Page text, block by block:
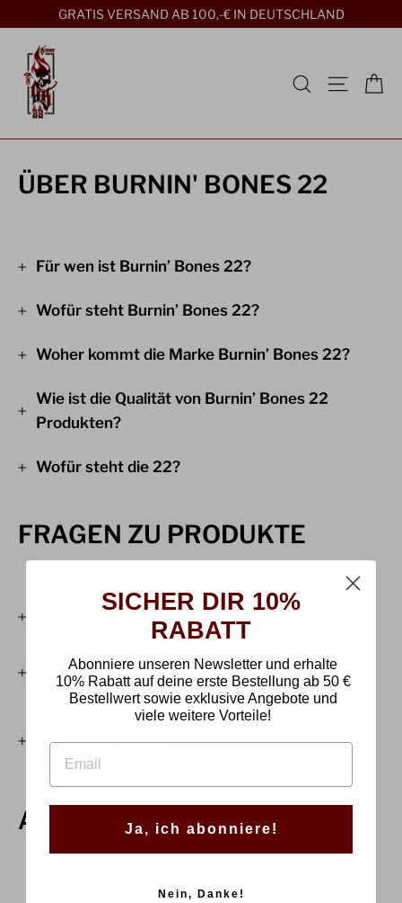
Inhalt
GRATIS VERSAND AB 100,-€ IN DEUTSCHLAND
Suche
ÜBER BURNIN' BONES 22
Für wen ist Burnin’ Bones 22?
Wofür steht Burnin’ Bones 22?
Woher kommt die Marke Burnin’ Bones 22?
Wie ist die Qualität von Burnin’ Bones 22
Produkten?
Wofür steht die 22?
FRAGEN ZU PRODUKTE
Wie pflege ich die Kleidung, damit sie lange
hält?
ALLGEMEINE FRAGEN
SICHER DIR 10%
RABATT
Abonniere unseren Newsletter und erhalte
10% Rabatt auf deine erste Bestellung ab 50 €
Bestellwert sowie exklusive Angebote und
viele weitere Vorteile!
EMAIL
Ja, ich abonniere!
Nein, Danke!